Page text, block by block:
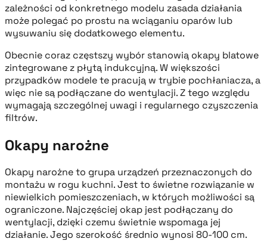
zależności od konkretnego modelu zasada działania
może polegać po prostu na wciąganiu oparów lub
wysuwaniu się dodatkowego elementu.
Obecnie coraz częstszy wybór stanowią okapy blatowe
zintegrowane z płytą indukcyjną. W większości
przypadków modele te pracują w trybie pochłaniacza, a
więc nie są podłączane do wentylacji. Z tego względu
wymagają szczególnej uwagi i regularnego czyszczenia
filtrów.
Okapy narożne
Okapy narożne to grupa urządzeń przeznaczonych do
montażu w rogu kuchni. Jest to świetne rozwiązanie w
niewielkich pomieszczeniach, w których możliwości są
ograniczone. Najczęściej okap jest podłączany do
wentylacji, dzięki czemu świetnie wspomaga jej
działanie. Jego szerokość średnio wynosi 80-100 cm.